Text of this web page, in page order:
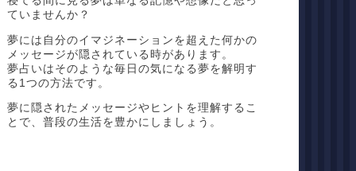
ていませんか？
夢には自分のイマジネーションを超えた何かの
メッセージが隠されている時があります。
夢占いはそのような毎日の気になる夢を解明す
る1つの方法です。
夢に隠されたメッセージやヒントを理解するこ
とで、普段の生活を豊かにしましょう。